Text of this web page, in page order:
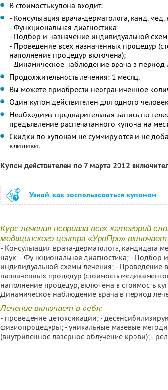
В стоимость купона входит:
- Консультация врача-дерматолога, канд. мед.
- Функциональная диагностика;
- Подбор и назначение индивидуальной
- Проведение всех назначенных процедур
наполнение процедур включена);
- Динамическое наблюдение врача в период
Продолжительность лечения: 1 месяц.
Вы можете приобрести неограниченное
Один купон действителен для одного
Необходима предварительная запись по
предъявление распечатанного купона на
Скидки по купонам не суммируются и не
клиники.
Купон действителен по 7 марта 2012
Узнай, как воспользоваться купоном
Курс лечения псориаза всех категорий
медицинского центра «УроПро»
- Консультация врача-дерматолога, кандидата
наук; - Функциональная диагностика; - Подбор
индивидуальной схемы лечения; - Проведение
назначенных процедур (стоимость
наполнение процедур, включена в стоимость
Динамическое наблюдение врача в период
Лечение включает в себя:
- проведение детоксикации; -
физиопроцедуры; - уникальные мазевые
(внутривенное лазерное облучение крови); -